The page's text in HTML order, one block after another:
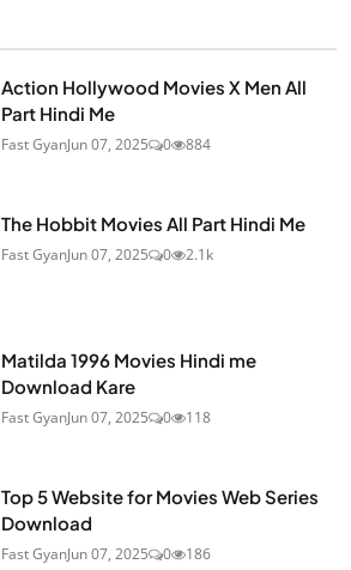
Action Hollywood Movies X Men All
Part Hindi Me
Fast GyanJun 07, 2025 0 884
The Hobbit Movies All Part Hindi Me
Fast GyanJun 07, 2025 0 2.1k
Matilda 1996 Movies Hindi me
Download Kare
Fast GyanJun 07, 2025 0 118
Top 5 Website for Movies Web Series
Download
Fast GyanJun 07, 2025 0 186